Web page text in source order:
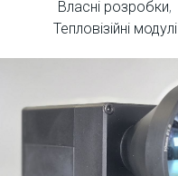
Власні розробки,
Тепловізійні модулі